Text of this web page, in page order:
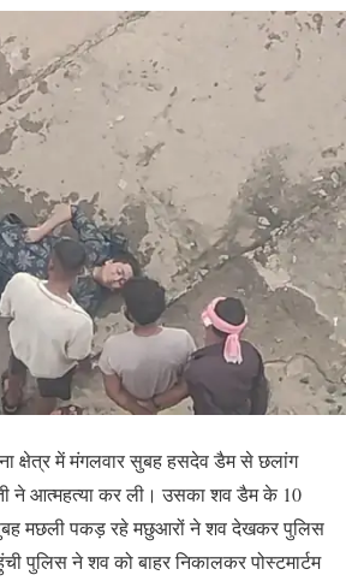
क्षेत्र में मंगलवार सुबह हसदेव डैम से छलांग
ने आत्महत्या कर ली। उसका शव डैम के 10
मछली पकड़ रहे मछुआरों ने शव देखकर पुलिस
पुलिस ने शव को बाहर निकालकर पोस्टमार्टम